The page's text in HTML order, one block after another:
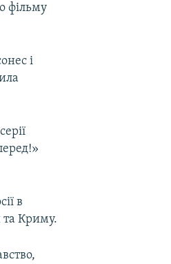
фільму
і
в
Криму.